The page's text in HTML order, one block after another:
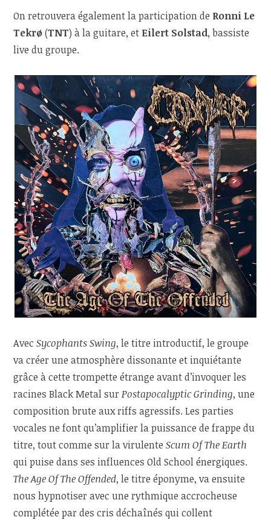
On retrouvera également la participation de Ronni Le
Tekrø(TNT) à la guitare, et Eilert Solstad, bassiste
live du groupe.
AvecSycophants Swing, le titre introductif, le groupe
va créer une atmosphère dissonante et inquiétante
grâce à cette trompette étrange avant d’invoquer les
racines Black Metal surPostapocalyptic Grinding, une
composition brute aux riffs agressifs. Les parties
vocales ne font qu’amplifier la puissance de frappe du
titre, tout comme sur la virulenteScum Of The Earth
qui puise dans ses influences Old School énergiques.
The Age Of The Offended, le titre éponyme, va ensuite
nous hypnotiser avec une rythmique accrocheuse
complétée par des cris déchaînés qui collent